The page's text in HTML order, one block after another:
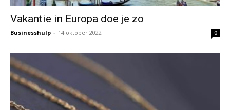
Vakantie in Europa doe je zo
Businesshulp - 14 oktober 2022 0